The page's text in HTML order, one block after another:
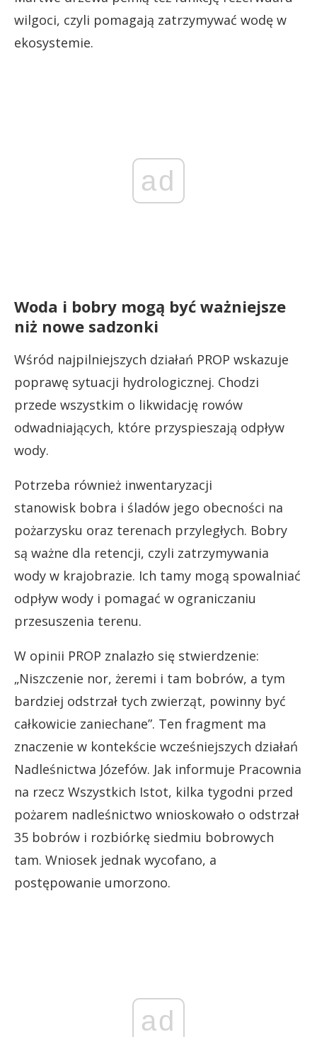
wilgoci, czyli pomagają zatrzymywać wodę w
ekosystemie.
ad
Woda i bobry mogą być ważniejsze
niż nowe sadzonki
Wśród najpilniejszych działań PROP wskazuje
poprawę sytuacji hydrologicznej. Chodzi
przede wszystkim o likwidację rowów
odwadniających, które przyspieszają odpływ
wody.
Potrzeba również inwentaryzacji
stanowisk bobra i śladów jego obecności na
pożarzysku oraz terenach przyległych. Bobry
są ważne dla retencji, czyli zatrzymywania
wody w krajobrazie. Ich tamy mogą spowalniać
odpływ wody i pomagać w ograniczaniu
przesuszenia terenu.
W opinii PROP znalazło się stwierdzenie:
„Niszczenie nor, żeremi i tam bobrów, a tym
bardziej odstrzał tych zwierząt, powinny być
całkowicie zaniechane”. Ten fragment ma
znaczenie w kontekście wcześniejszych działań
Nadleśnictwa Józefów. Jak informuje Pracownia
na rzecz Wszystkich Istot, kilka tygodni przed
pożarem nadleśnictwo wnioskowało o odstrzał
35 bobrów i rozbiórkę siedmiu bobrowych
tam. Wniosek jednak wycofano, a
postępowanie umorzono.
ad